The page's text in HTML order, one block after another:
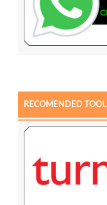
RECOMENDED TOOL